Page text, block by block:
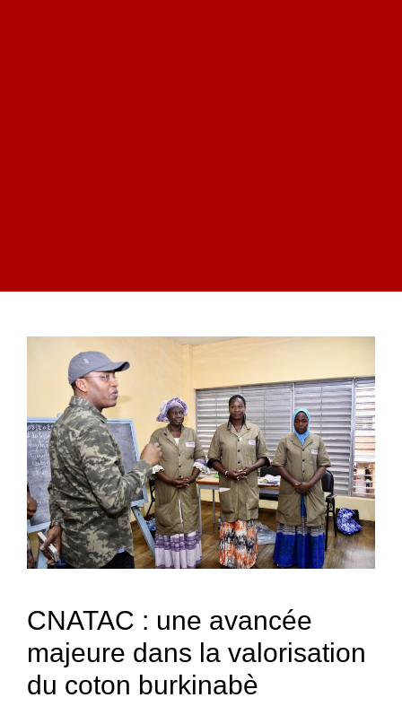
CNATAC : une avancée
majeure dans la valorisation
du coton burkinabè